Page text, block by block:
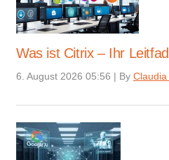
Was ist Citrix – Ihr
6. August 2026 05:56 | By